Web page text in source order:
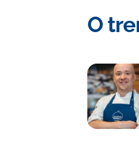
O